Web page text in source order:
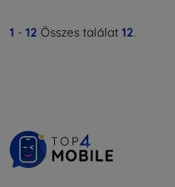
1 - 12 Összes találat 12.